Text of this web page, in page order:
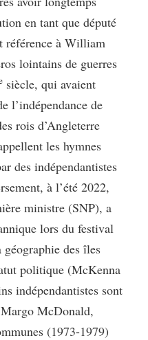
en tant que député
référence à William
lointains de guerres
siècle, qui avaient
l’indépendance de
rois d’Angleterre
les hymnes
des indépendantistes
à l’été 2022,
ministre (SNP), a
lors du festival
des îles
politique (McKenna
indépendantistes sont
McDonald,
(1973-1979)